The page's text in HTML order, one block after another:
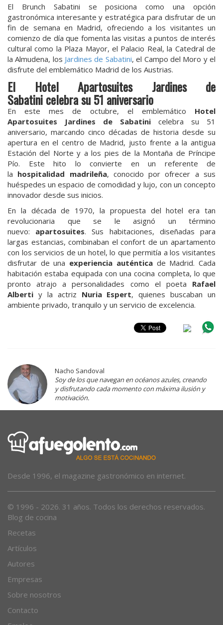
El Brunch Sabatini se posiciona como una opción
gastronómica interesante y estratégica para disfrutar de un
fin de semana en Madrid, ofreciendo a los visitantes un
comienzo de día que fomenta las visitas a puntos de interés
cultural como la Plaza Mayor, el Palacio Real, la Catedral de
la Almudena, los Jardines de Sabatini, el Campo del Moro y el
disfrute del emblemático Madrid de los Austrias.
El Hotel Apartosuites Jardines de
Sabatinicelebra su 51 aniversario
En este mes de octubre, el emblemático Hotel
Apartosuites Jardines de Sabatini celebra su 51
aniversario, marcando cinco décadas de historia desde su
apertura en el centro de Madrid, justo frente a la antigua
Estación del Norte y a los pies de la Montaña de Príncipe
Pío. Este hito lo convierte en un referente de
la hospitalidad madrileña, conocido por ofrecer a sus
huéspedes un espacio de comodidad y lujo, con un concepto
innovador desde sus inicios.
En la década de 1970, la propuesta del hotel era tan
revolucionaria que se le asignó un término
nuevo: apartosuites. Sus habitaciones, diseñadas para
largas estancias, combinaban el confort de un apartamento
con los servicios de un hotel, lo que permitía a los visitantes
disfrutar de una experiencia auténticade Madrid. Cada
habitación estaba equipada con una cocina completa, lo que
pronto atrajo a personalidades como el poeta Rafael
Alberti y la actriz Nuria Espert, quienes buscaban un
ambiente privado, tranquilo y un servicio de excelencia.
Nacho Sandoval
Soy de los que navegan en océanos azules, creando
y disfrutando cada momento con máxima ilusión y
motivación.
Desde 1996, el magazine gastronómico en internet.
© 1996 - 2026. 31 años. Todos los derechos reservados.
Blog de cocina
Recetas
Artículos
Autores
Empresas
Sobre nosotros
Contacto